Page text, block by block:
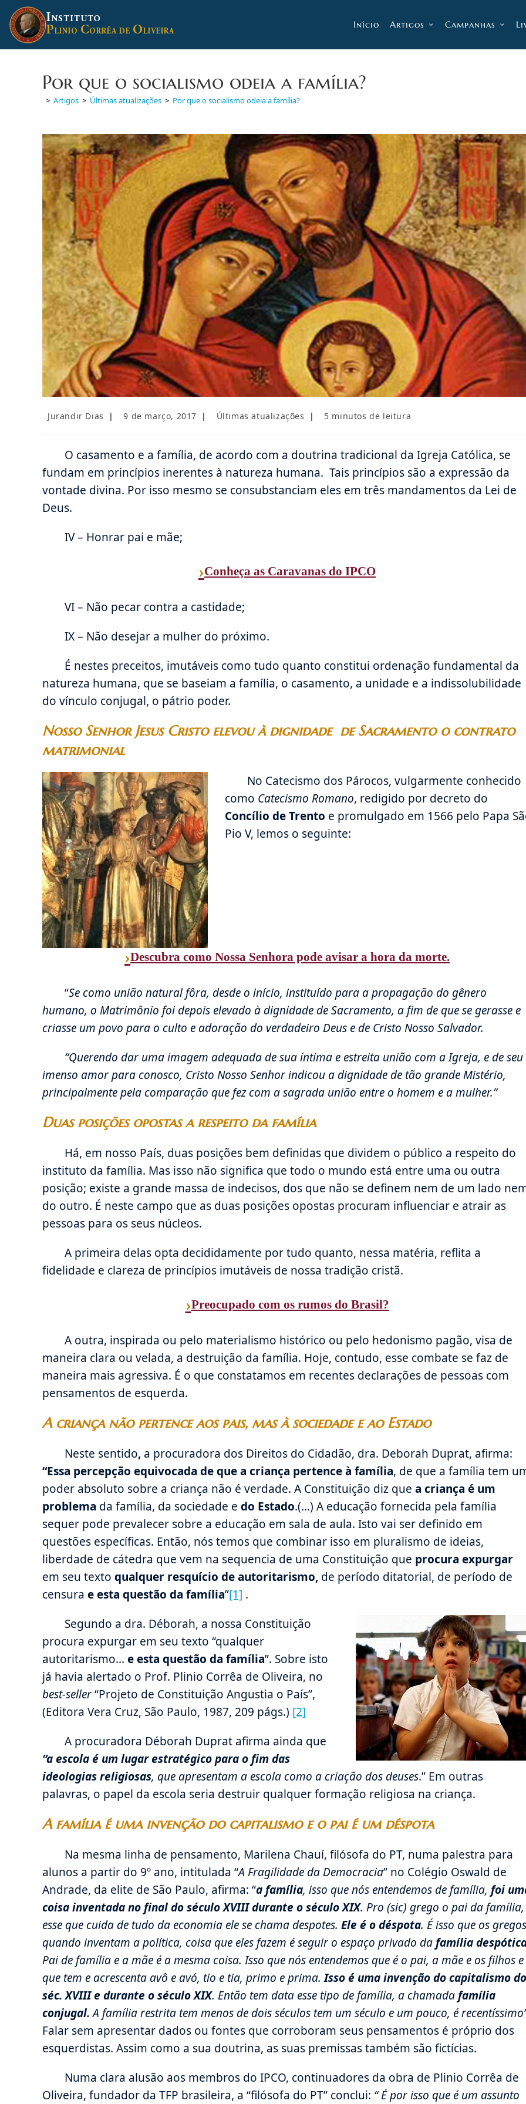
para
conteúdo
INSTITUTO
PLINIO CORRÊA DE OLIVEIRA
Início Artigos Campanhas
Por que o socialismo odeia a família?
> Artigos > Últimas atualizações > Por que o socialismo odeia a família?
Autor
Jurandir Dias
Post
publicado:
9 de março, 2017
Categoria
Últimas atualizações
Tempo
5 minutos de leitura
O casamento e a família, de acordo com a doutrina tradicional da Igreja Católica, se
fundam em princípios inerentes à natureza humana. Tais princípios são a expressão da
vontade divina. Por isso mesmo se consubstanciam eles em três mandamentos da Lei de
Deus.
IV – Honrar pai e mãe;
›Conheça as Caravanas do IPCO
VI – Não pecar contra a castidade;
IX – Não desejar a mulher do próximo.
É nestes preceitos, imutáveis como tudo quanto constitui ordenação fundamental da
natureza humana, que se baseiam a família, o casamento, a unidade e a indissolubilidade
do vínculo conjugal, o pátrio poder.
Nosso Senhor Jesus Cristo elevou à dignidade de Sacramento o contrato
matrimonial
No Catecismo dos Párocos, vulgarmente conhecido
como Catecismo Romano, redigido por decreto do
Concílio de Trento e promulgado em 1566 pelo Papa
Pio V, lemos o seguinte:
›Descubra como Nossa Senhora pode avisar a hora da morte.
“Se como união natural fôra, desde o início, instituído para a propagação do gênero
humano, o Matrimônio foi depois elevado à dignidade de Sacramento, a fim de que se gerasse e
criasse um povo para o culto e adoração do verdadeiro Deus e de Cristo Nosso Salvador.
“Querendo dar uma imagem adequada de sua íntima e estreita união com a Igreja, e de seu
imenso amor para conosco, Cristo Nosso Senhor indicou a dignidade de tão grande Mistério,
principalmente pela comparação que fez com a sagrada união entre o homem e a mulher.”
Duas posições opostas a respeito da família
Há, em nosso País, duas posições bem definidas que dividem o público a respeito do
instituto da família. Mas isso não significa que todo o mundo está entre uma ou outra
posição; existe a grande massa de indecisos, dos que não se definem nem de um lado
do outro. É neste campo que as duas posições opostas procuram influenciar e atrair as
pessoas para os seus núcleos.
A primeira delas opta decididamente por tudo quanto, nessa matéria, reflita a
fidelidade e clareza de princípios imutáveis de nossa tradição cristã.
›Preocupado com os rumos do Brasil?
A outra, inspirada ou pelo materialismo histórico ou pelo hedonismo pagão, visa de
maneira clara ou velada, a destruição da família. Hoje, contudo, esse combate se faz de
maneira mais agressiva. É o que constatamos em recentes declarações de pessoas com
pensamentos de esquerda.
A criança não pertence aos pais, mas à sociedade e ao Estado
Neste sentido, a procuradora dos Direitos do Cidadão, dra. Deborah Duprat, afirma:
“Essa percepção equivocada de que a criança pertence à família, de que a família tem
poder absoluto sobre a criança não é verdade. A Constituição diz que a criança é um
problema da família, da sociedade e do Estado.(…) A educação fornecida pela família
sequer pode prevalecer sobre a educação em sala de aula. Isto vai ser definido em
questões específicas. Então, nós temos que combinar isso em pluralismo de ideias,
liberdade de cátedra que vem na sequencia de uma Constituição que procura expurgar
em seu texto qualquer resquício de autoritarismo, de período ditatorial, de período de
censura e esta questão da família”[1] .
Segundo a dra. Déborah, a nossa Constituição
procura expurgar em seu texto “qualquer
autoritarismo… e esta questão da família”. Sobre isto
já havia alertado o Prof. Plinio Corrêa de Oliveira, no
best-seller“Projeto de Constituição Angustia o País”,
(Editora Vera Cruz, São Paulo, 1987, 209 págs.) [2]
A procuradora Déborah Duprat afirma ainda que
“a escola é um lugar estratégico para o fim das
ideologias religiosas, que apresentam a escola como a criação dos deuses.” Em outras
palavras, o papel da escola seria destruir qualquer formação religiosa na criança.
A família é uma invenção do capitalismo e o pai é um déspota
Na mesma linha de pensamento, Marilena Chauí, filósofa do PT, numa palestra para
alunos a partir do 9º ano, intitulada “A Fragilidade da Democracia” no Colégio Oswald de
Andrade, da elite de São Paulo, afirma: “a família, isso que nós entendemos de família, foi
coisa inventada no final do século XVIII durante o século XIX. Pro (sic) grego o pai da família,
esse que cuida de tudo da economia ele se chama despotes. Ele é o déspota. É isso que os gregos
quando inventam a política, coisa que eles fazem é seguir o espaço privado dafamília
Pai de família e a mãe é a mesma coisa. Isso que nós entendemos que é o pai, a mãe e os filhos e
que tem e acrescenta avô e avó, tio e tia, primo e prima.Isso é uma invenção do capitalismo do
séc. XVIII e durante o século XIX. Então tem data esse tipo de família, a chamadafamília
conjugal.A família restrita tem menos de dois séculos tem um século e um pouco, é
Falar sem apresentar dados ou fontes que corroboram seus pensamentos é próprio dos
esquerdistas. Assim como a sua doutrina, as suas premissas também são fictícias.
Numa clara alusão aos membros do IPCO, continuadores da obra de Plinio Corrêa de
Oliveira, fundador da TFP brasileira, a “filósofa do PT” conclui: “ É por isso que é um assunto